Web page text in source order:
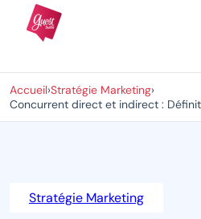
Accueil›Stratégie Marketing›
Concurrent direct et indirect :
Stratégie Marketing